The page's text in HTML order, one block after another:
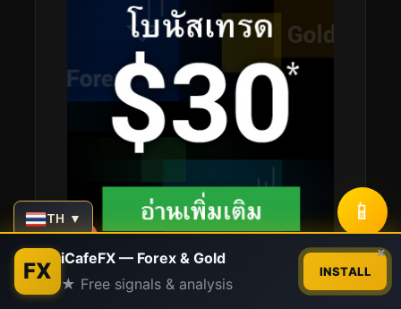
TH ▼ 📱
FX iCafeFX — Forex & Gold
★ Free signals & analysis
INSTALL
×
Contact us
Open